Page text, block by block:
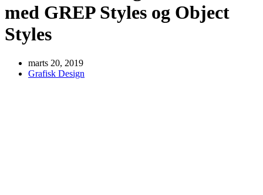
med GREP Styles og Object
Styles
marts 20, 2019
Grafisk Design